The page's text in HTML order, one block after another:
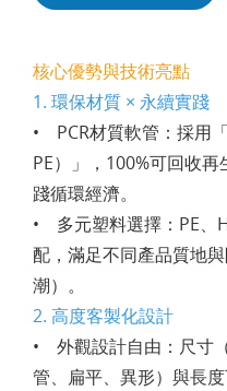
核心優勢與技術亮點
1. 環保材質 × 永續實踐
• PCR材質軟管：採用
PE）」，100%可回收
踐循環經濟。
• 多元塑料選擇：PE、
配，滿足不同產品質地
潮）。
2. 高度客製化設計
• 外觀設計自由：尺寸
管、扁平、異形）與長